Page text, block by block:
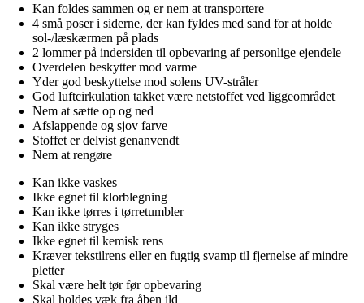
Kan foldes sammen og er nem at transportere
4 små poser i siderne, der kan fyldes med sand for at holde
sol-/læskærmen på plads
2 lommer på indersiden til opbevaring af personlige ejendele
Overdelen beskytter mod varme
Yder god beskyttelse mod solens UV-stråler
God luftcirkulation takket være netstoffet ved liggeområdet
Nem at sætte op og ned
Afslappende og sjov farve
Stoffet er delvist genanvendt
Nem at rengøre
Kan ikke vaskes
Ikke egnet til klorblegning
Kan ikke tørres i tørretumbler
Kan ikke stryges
Ikke egnet til kemisk rens
Kræver tekstilrens eller en fugtig svamp til fjernelse af mindre
pletter
Skal være helt tør før opbevaring
Skal holdes væk fra åben ild